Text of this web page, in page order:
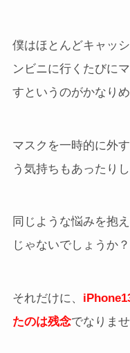
僕はほとんどキャッ
ンビニに行くたびに
すというのがかなり
マスクを一時的に外
う気持ちもあったりし
同じような悩みを抱
じゃないでしょうか？
それだけに、
たのは残念でなりませ